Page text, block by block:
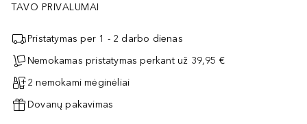
TAVO PRIVALUMAI
Pristatymas per 1 - 2 darbo dienas
Nemokamas pristatymas perkant už 39,95 €
2 nemokami mėginėliai
Dovanų pakavimas